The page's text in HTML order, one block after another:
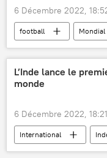
6 Décembre 2022,
football Mondial
Maroc
Espagne
L’Inde lance le
monde
6 Décembre 2022, 18:21
International
distributeur